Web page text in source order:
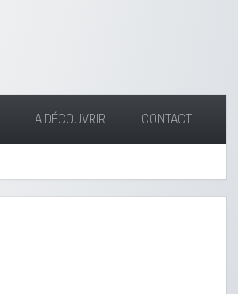
A DÉCOUVRIR CONTACT